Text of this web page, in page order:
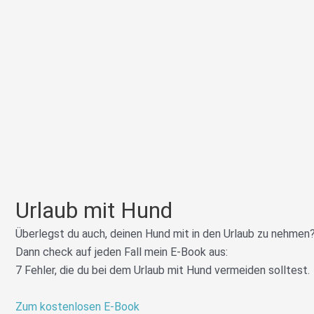
Urlaub mit Hund
Überlegst du auch, deinen Hund mit in den Urlaub zu
Dann check auf jeden Fall mein E-Book aus:
7 Fehler, die du bei dem Urlaub mit Hund vermeiden solltest.
Zum kostenlosen E-Book